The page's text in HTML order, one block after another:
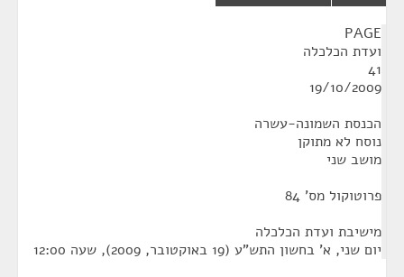
PAGE
ועדת הכלכלה
41
19/10/2009
הכנסת השמונה-עשרה
נוסח לא מתוקן
מושב שני
פרוטוקול מס' 84
מישיבת ועדת הכלכלה
‏יום שני, א' בחשון התש"ע (‏19 באוקטובר, 2009), שעה 12:00